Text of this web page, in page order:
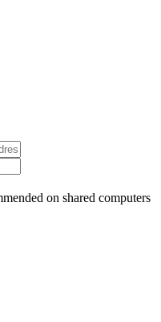
on shared computers